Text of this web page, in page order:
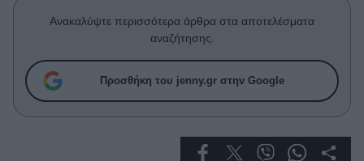
True Stories
Ζώδια
Ανακαλύψτε περισσότερα άρθρα στα αποτελέσματα
αναζήτησης.
Προσθήκη του jenny.gr στην Google